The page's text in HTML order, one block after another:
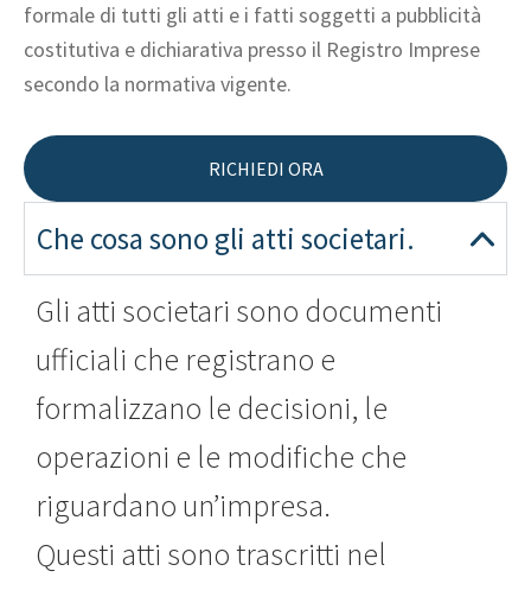
formale di tutti gli atti e i fatti soggetti a pubblicità
costitutiva e dichiarativa presso il Registro Imprese
secondo la normativa vigente.
RICHIEDI ORA
Che cosa sono gli atti societari.
Gli atti societari sono documenti
ufficiali che registrano e
formalizzano le decisioni, le
operazioni e le modifiche che
riguardano un’impresa.
Questi atti sono trascritti nel